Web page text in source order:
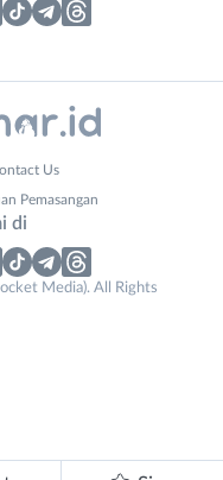
Us
Pemasangan
di
Media). All Rights